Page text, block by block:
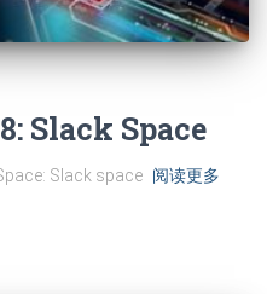
Slack Space
Slack space 阅读更多